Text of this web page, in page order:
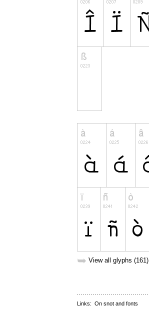
➥ View all glyphs (161)
Links: On snot and fonts